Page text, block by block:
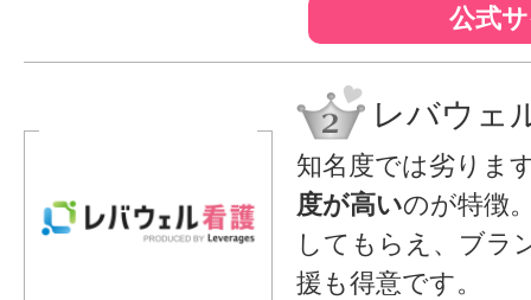
公式
レバウェ
知名度では劣りま
度が高いのが特徴
してもらえ、ブラ
援も得意です。